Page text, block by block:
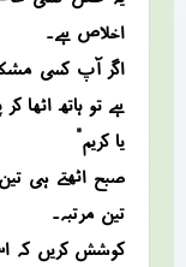
اخلاص ہے۔
اگر آپ کسی
ہے تو ہاتھ اٹھا
“یا کریم”
صبح اٹھتے ہی
تین مرتبہ۔
کوشش کریں کہ